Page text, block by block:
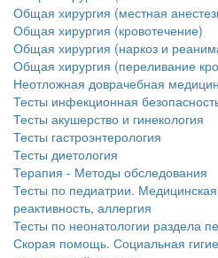
Общая хирургия (местная
Общая хирургия (кровотечение)
Общая хирургия (наркоз и
Общая хирургия (переливание
Неотложная доврачебная
Тесты инфекционная
Тесты акушерство и гинекология
Тесты гастроэнтерология
Тесты диетология
Терапия - Методы обследования
Тесты по педиатрии.
реактивность, аллергия
Тесты по неонатологии раздела
Скорая помощь. Социальная